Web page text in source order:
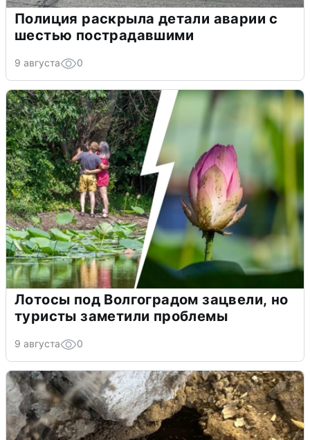
Полиция раскрыла детали аварии с
шестью пострадавшими
9 августа 0
Лотосы под Волгоградом зацвели, но
туристы заметили проблемы
9 августа 0